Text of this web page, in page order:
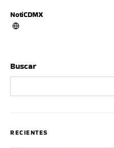
NotiCDMX
Buscar
RECIENTES